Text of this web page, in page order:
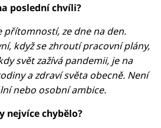
poslední chvíli?
přítomností, ze dne na den.
když se zhroutí pracovní plány,
svět zažívá pandemii, je na
a zdraví světa obecně. Není
nebo osobní ambice.
nejvíce chybělo?